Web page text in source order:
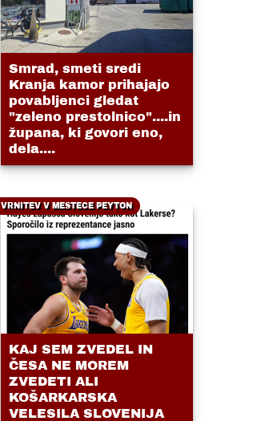
Smrad, smeti sredi
Kranja kamor prihajajo
povabljenci gledat
"zeleno prestolnico"....in
župana, ki govori eno,
dela....
VRNITEV V MESTECE PEYTON
KAJ SEM ZVEDEL IN
ČESA NE MOREM
ZVEDETI ALI
KOŠARKARSKA
VELESILA SLOVENIJA